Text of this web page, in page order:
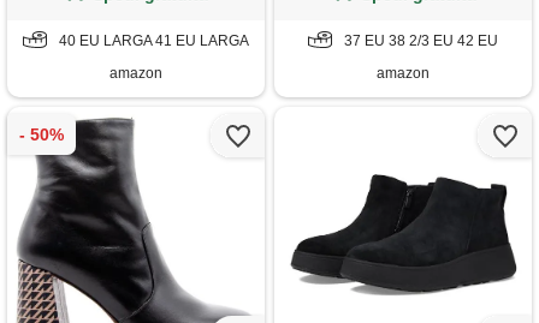
40 EU LARGA 41 EU LARGA
amazon
37 EU 38 2/3 EU 42 EU
amazon